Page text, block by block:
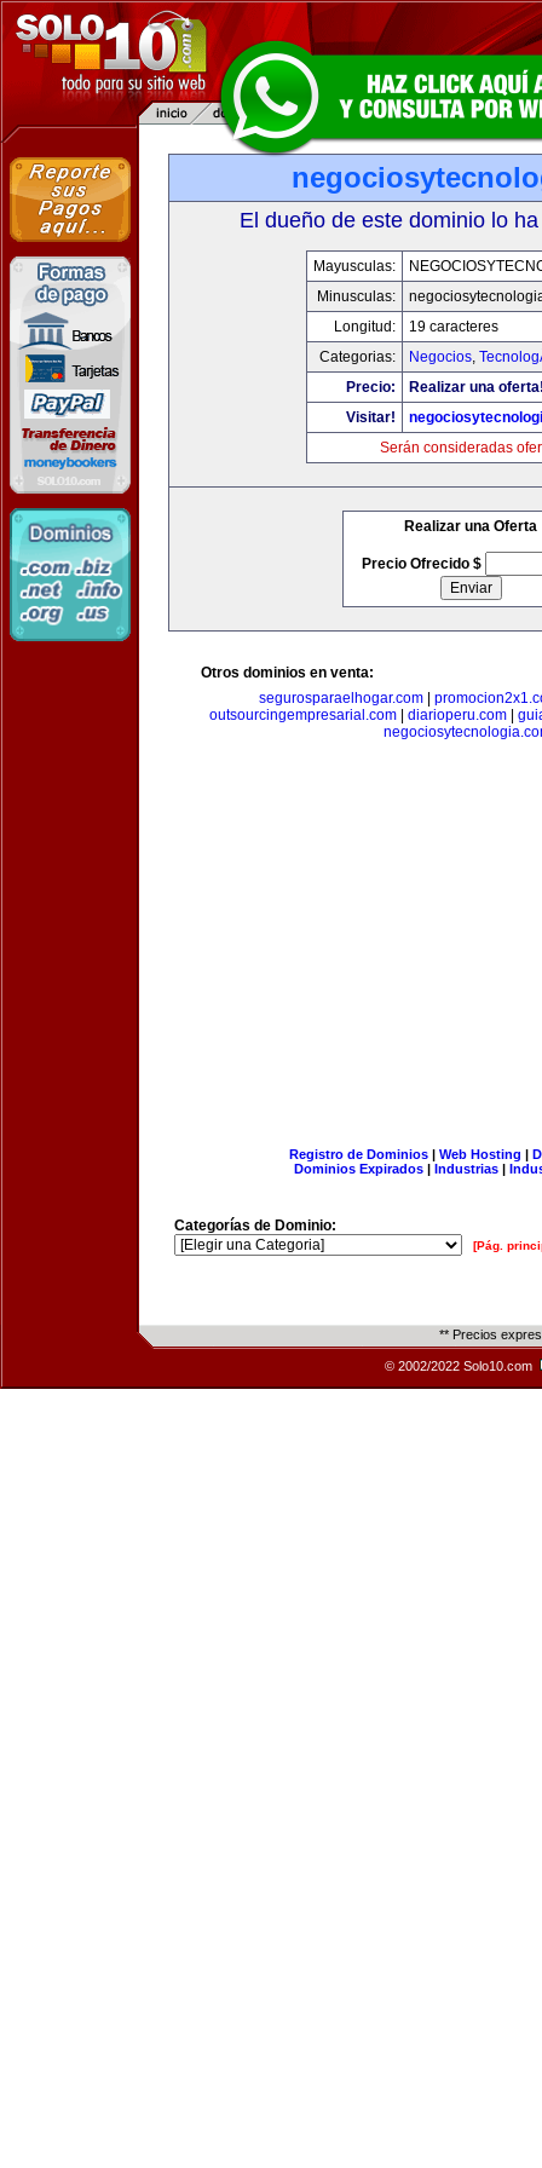
El dueño de este dominio lo
Mayusculas:
Minusculas:
Longitud:
19 caracteres
Categorias:
Negocios,
Precio:
Realizar una
Visitar!
Serán consideradas
Realizar una Oferta
Precio Ofrecido $
Otros dominios en venta:
segurosparaelhogar.com|
outsourcingempresarial.com| diarioperu.com|
Registro de Dominios| Web Hosting |
Dominios Expirados | Industrias |
Categorías de Dominio:
[Pág.
** Precios
© 2002/2022 Solo10.com